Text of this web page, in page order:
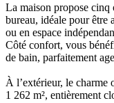
La maison propose cinq
bureau, idéale pour être
ou en espace
Côté confort, vous
de bain, parfaitement
À l’extérieur, le charme
1 262 m², entièrement